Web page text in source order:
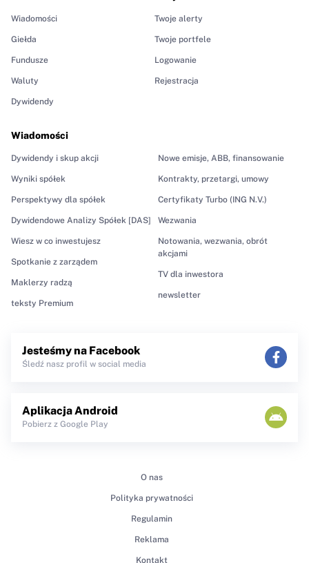
Wiadomości
Giełda
Fundusze
Waluty
Dywidendy
Wiadomości
Dywidendy i skup akcji
Wyniki spółek
Perspektywy dla spółek
Dywidendowe Analizy Spółek [DAS]
Wiesz w co inwestujesz
Spotkanie z zarządem
Maklerzy radzą
teksty Premium
Nowe emisje, ABB, finansowanie
Kontrakty, przetargi, umowy
Certyfikaty Turbo (ING N.V.)
Wezwania
Notowania, wezwania, obrót
akcjami
TV dla inwestora
newsletter
Twoje alerty
Twoje portfele
Logowanie
Rejestracja
Jesteśmy na Facebook
Śledź nasz profil w social media
Aplikacja Android
Pobierz z Google Play
O nas
Polityka prywatności
Regulamin
Reklama
Kontakt